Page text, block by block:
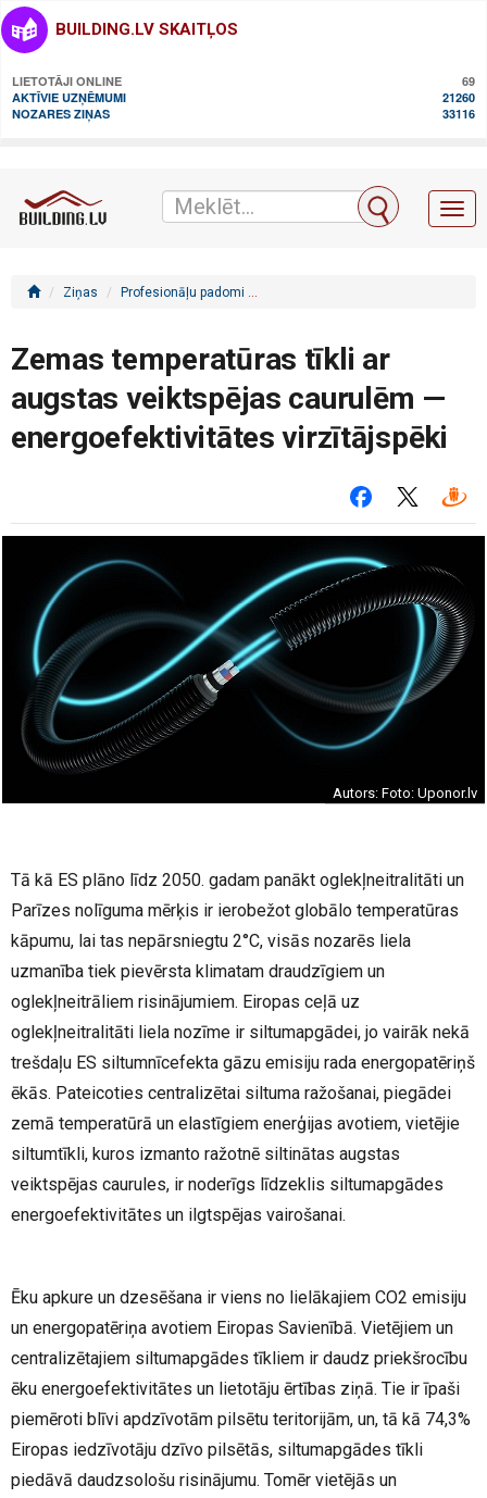
BUILDING.LV SKAITĻOS
LIETOTĀJI ONLINE
69
AKTĪVIE UZŅĒMUMI
21260
NOZARES ZIŅAS
33116
Ziņas Profesionāļu padomi
Zemas temperatūras tīkli ar
augstas veiktspējas caurulēm —
energoefektivitātes virzītājspēki
Autors: Foto: Uponor.lv
Tā kā ES plāno līdz 2050. gadam panākt oglekļneitralitāti un
Parīzes nolīguma mērķis ir ierobežot globālo temperatūras
kāpumu, lai tas nepārsniegtu 2°C, visās nozarēs liela
uzmanība tiek pievērsta klimatam draudzīgiem un
oglekļneitrāliem risinājumiem. Eiropas ceļā uz
oglekļneitralitāti liela nozīme ir siltumapgādei, jo vairāk nekā
trešdaļu ES siltumnīcefekta gāzu emisiju rada energopatēriņš
ēkās. Pateicoties centralizētai siltuma ražošanai, piegādei
zemā temperatūrā un elastīgiem enerģijas avotiem, vietējie
siltumtīkli, kuros izmanto ražotnē siltinātas augstas
veiktspējas caurules, ir noderīgs līdzeklis siltumapgādes
energoefektivitātes un ilgtspējas vairošanai.
Ēku apkure un dzesēšana ir viens no lielākajiem CO2 emisiju
un energopatēriņa avotiem Eiropas Savienībā. Vietējiem un
centralizētajiem siltumapgādes tīkliem ir daudz priekšrocību
ēku energoefektivitātes un lietotāju ērtības ziņā. Tie ir īpaši
piemēroti blīvi apdzīvotām pilsētu teritorijām, un, tā kā 74,3%
Eiropas iedzīvotāju dzīvo pilsētās, siltumapgādes tīkli
piedāvā daudzsološu risinājumu. Tomēr vietējās un